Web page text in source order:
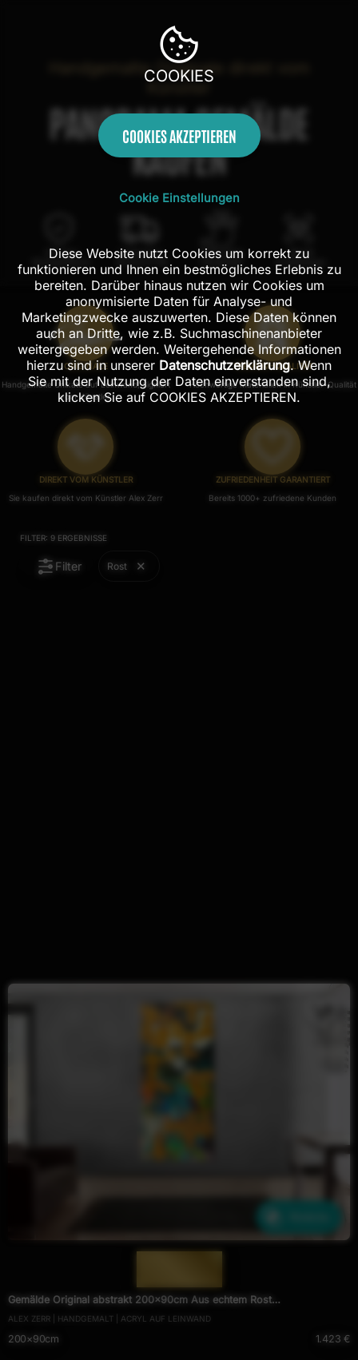
Handgemalte Originale direkt vom
Künstler
PANORAMA GEMÄLDE
KAUFEN
100 Tage
Rückgaberecht
Kostenloser
Versand in DE
100% echte
Handarbeit
Mit AR
Probehängen
ORIGINALE
Handgemalte Unikate auf Leinwand, Signiert
vom Künstler.
PREMIUM-QUALITÄT
Hochwertige Materialien in Künstler-Qualität
DIREKT VOM KÜNSTLER
Sie kaufen direkt vom Künstler Alex Zerr
ZUFRIEDENHEIT GARANTIERT
Bereits 1000+ zufriedene Kunden
FILTER: 9 ERGEBNISSE
Filter Rost
Gemälde Original abstrakt 200x90cm Aus echtem Rost
expressionistisch handgefertigt Mischtechnik orange anthrazit schwarz
hochwertig
ALEX ZERR | HANDGEMALT | ACRYL AUF LEINWAND
200×90cm 1.423 €
COOKIES
COOKIES AKZEPTIEREN
Cookie Einstellungen
Diese Website nutzt Cookies um korrekt zu
funktionieren und Ihnen ein bestmögliches Erlebnis zu
bereiten. Darüber hinaus nutzen wir Cookies um
anonymisierte Daten für Analyse- und
Marketingzwecke auszuwerten. Diese Daten können
auch an Dritte, wie z.B. Suchmaschinenanbieter
weitergegeben werden. Weitergehende Informationen
hierzu sind in unserer Datenschutzerklärung. Wenn
Sie mit der Nutzung der Daten einverstanden sind,
klicken Sie auf COOKIES AKZEPTIEREN.